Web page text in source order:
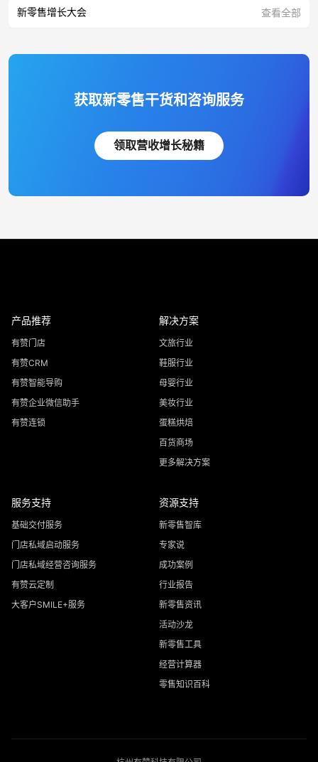
新零售增长大会 查看全部
获取新零售干货和咨询服务
领取营收增长秘籍
产品推荐
有赞门店
有赞CRM
有赞智能导购
有赞企业微信助手
有赞连锁
解决方案
文旅行业
鞋服行业
母婴行业
美妆行业
蛋糕烘焙
百货商场
更多解决方案
服务支持
基础交付服务
门店私域启动服务
门店私域经营咨询服务
有赞云定制
大客户SMILE+服务
资源支持
新零售智库
专家说
成功案例
行业报告
新零售资讯
活动沙龙
新零售工具
经营计算器
零售知识百科